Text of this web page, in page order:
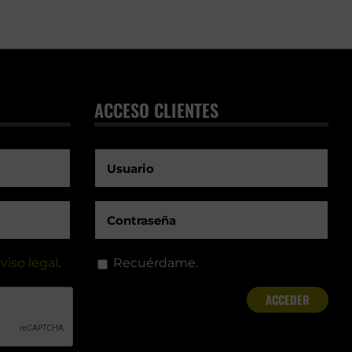
legal .
ACCESO CLIENTES
Recuérdame.